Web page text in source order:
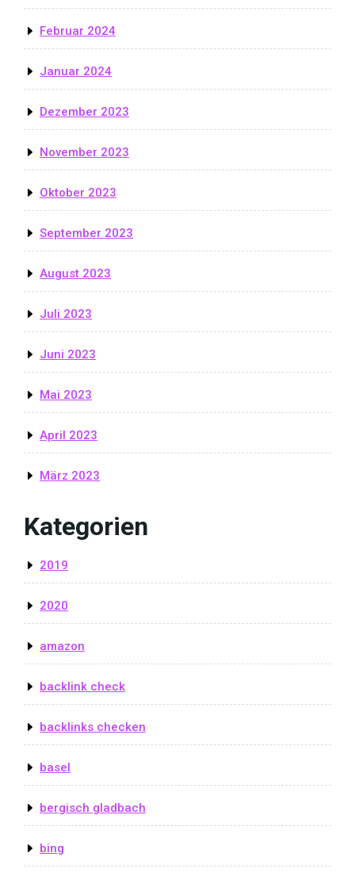
Februar 2024
Januar 2024
Dezember 2023
November 2023
Oktober 2023
September 2023
August 2023
Juli 2023
Juni 2023
Mai 2023
April 2023
März 2023
Kategorien
2019
2020
amazon
backlink check
backlinks checken
basel
bergisch gladbach
bing